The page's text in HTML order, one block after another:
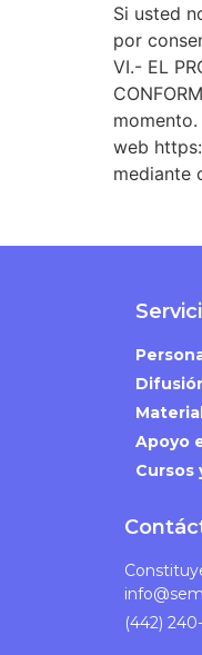
Si usted
por
VI.- EL
web
mediante
Apoyo
Cursos
(442)